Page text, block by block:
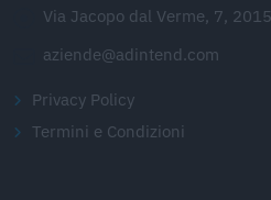
Via Jacopo dal Verme, 7,
aziende@adintend.com
Privacy Policy
Termini e Condizioni